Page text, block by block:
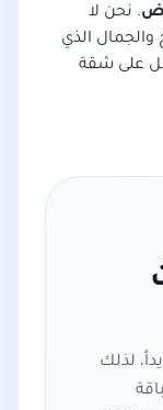
. نحن لا
الذي
الآن لعام 2026 واحصل على شقة
لذلك